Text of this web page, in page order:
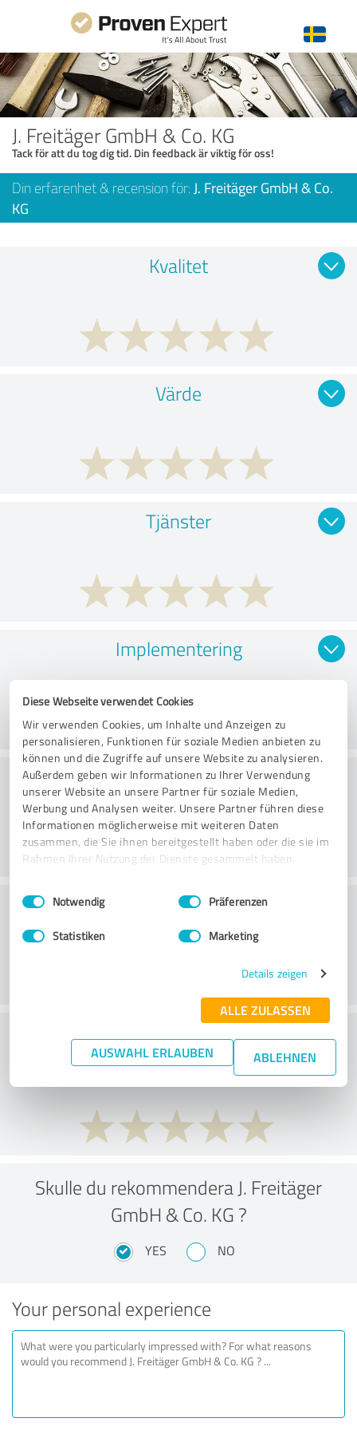
Diese Webseite verwendet Cookies
Wir verwenden Cookies, um Inhalte und Anzeigen zu
personalisieren, Funktionen für soziale Medien anbieten zu
können und die Zugriffe auf unsere Website zu analysieren.
Außerdem geben wir Informationen zu Ihrer Verwendung
unserer Website an unsere Partner für soziale Medien,
Werbung und Analysen weiter. Unsere Partner führen diese
Informationen möglicherweise mit weiteren Daten
zusammen, die Sie ihnen bereitgestellt haben oder die sie im
Rahmen Ihrer Nutzung der Dienste gesammelt haben.
Impressum Datenschutzbestimmungen
Einwilligungsauswahl
Notwendig Präferenzen
Statistiken Marketing
Details zeigen
ALLE ZULASSEN
AUSWAHL ERLAUBEN ABLEHNEN
J. Freitäger GmbH & Co. KG
Tack för att du tog dig tid. Din feedback är viktig för oss!
Din erfarenhet & recension för: J. Freitäger GmbH & Co.
KG
Kvalitet
Värde
Tjänster
Implementering
Rådgivning
Kundservice
What do you think of the price to
performance ratio?
Skulle du rekommendera J. Freitäger
GmbH & Co. KG ?
YES NO
Your personal experience